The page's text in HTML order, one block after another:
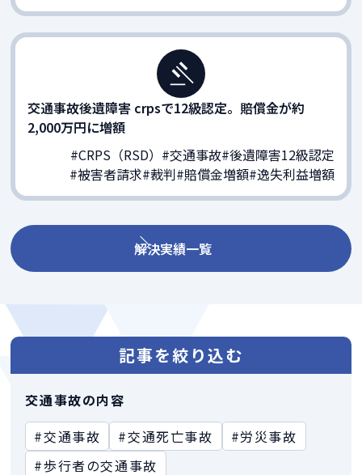
交通事故後遺障害 crpsで12級認定。賠償金が約
2,000万円に増額
#CRPS（RSD） #交通事故#後遺障害12級認定
#被害者請求#裁判#賠償金増額#逸失利益増額
解決実績一覧
記事を絞り込む
交通事故の内容
#交通事故
#交通死亡事故
#労災事故
#歩行者の交通事故